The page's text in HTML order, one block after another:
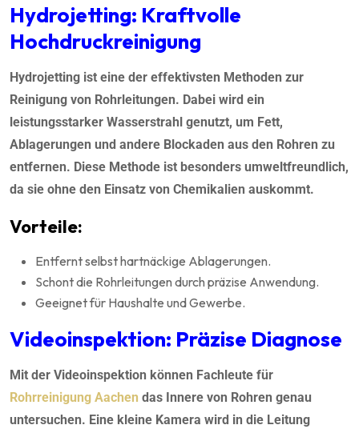
Hydrojetting: Kraftvolle
Hochdruckreinigung
Hydrojetting ist eine der effektivsten Methoden zur
Reinigung von Rohrleitungen. Dabei wird ein
leistungsstarker Wasserstrahl genutzt, um Fett,
Ablagerungen und andere Blockaden aus den Rohren zu
entfernen. Diese Methode ist besonders umweltfreundlich,
da sie ohne den Einsatz von Chemikalien auskommt.
Vorteile:
Entfernt selbst hartnäckige Ablagerungen.
Schont die Rohrleitungen durch präzise Anwendung.
Geeignet für Haushalte und Gewerbe.
Videoinspektion: Präzise Diagnose
Mit der Videoinspektion können Fachleute für
Rohrreinigung Aachen das Innere von Rohren genau
untersuchen. Eine kleine Kamera wird in die Leitung